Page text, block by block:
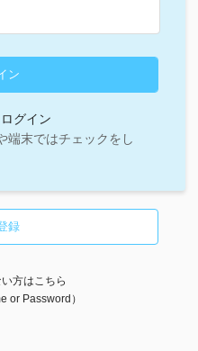
グイン
端末ではチェックをし
方はこちら
or Password）